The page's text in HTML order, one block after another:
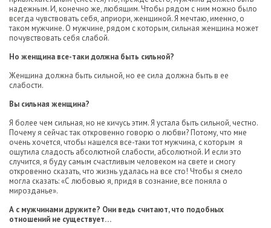
надежным. И, конечно же, любящим. Чтобы рядом с ним можно было
всегда чувствовать себя, априори, женщиной. Я мечтаю, именно, о
таком мужчине. О мужчине, рядом с которым, сильная женщина может
почувствовать себя слабой.
Но женщина все-таки должна быть сильной?
Женщина должна быть сильной, но ее сила должна быть в ее
слабости.
Вы сильная женщина?
Я более чем сильная, но не кичусь этим. Я устала быть сильной, честно.
Почему я сейчас так откровенно говорю о любви? Потому, что мне
очень хочется, чтобы нашелся все-таки тот мужчина, с которым я
ощутила сладость абсолютной слабости, абсолютной. И если это
случится, я буду самым счастливым человеком на свете и смогу
откровенно сказать, что жизнь удалась на все сто! Чтобы я смело
могла сказать: «С любовью я, придя в сознание, все поняла о
мирозданье».
А с мужчинами дружите? Они ведь считают, что подобных
отношений не существует…